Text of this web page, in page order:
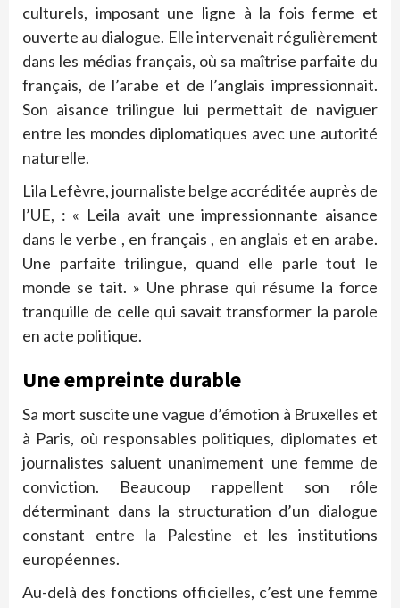
culturels, imposant une ligne à la fois ferme et
ouverte au dialogue. Elle intervenait régulièrement
dans les médias français, où sa maîtrise parfaite du
français, de l’arabe et de l’anglais impressionnait.
Son aisance trilingue lui permettait de naviguer
entre les mondes diplomatiques avec une autorité
naturelle.
Lila Lefèvre, journaliste belge accréditée auprès de
l’UE, : « Leila avait une impressionnante aisance
dans le verbe , en français , en anglais et en arabe.
Une parfaite trilingue, quand elle parle tout le
monde se tait. » Une phrase qui résume la force
tranquille de celle qui savait transformer la parole
en acte politique.
Une empreinte durable
Sa mort suscite une vague d’émotion à Bruxelles et
à Paris, où responsables politiques, diplomates et
journalistes saluent unanimement une femme de
conviction. Beaucoup rappellent son rôle
déterminant dans la structuration d’un dialogue
constant entre la Palestine et les institutions
européennes.
Au-delà des fonctions officielles, c’est une femme